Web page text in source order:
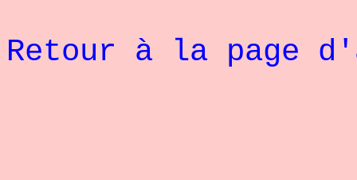
Retour à la page